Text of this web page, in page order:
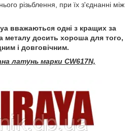
різьблення, при їх з'єднанні між
вважаються одні з кращих за
металу досить хороша для того,
і довговічним.
латунь марки CW617N,